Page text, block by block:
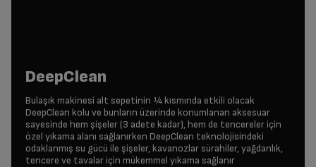
DeepClean
Bulaşık makinesi alt sepetinin ¼ kısmında etkili olacak
DeepClean kolu ve bunların üzerinde konumlanan aksesuar
sayesinde hem şişeler (3 adete kadar), hem de tencereler için
özel yıkama alanı sağlanırken DeepClean teknolojisindeki
odaklanmış su gücü ile şişeler, kavanozlar sürahiler, yağdanlık,
tencere ve tavalar için mükemmel yıkama sağlanır